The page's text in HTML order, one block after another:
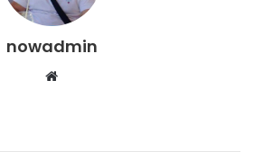
nowadmin
Website